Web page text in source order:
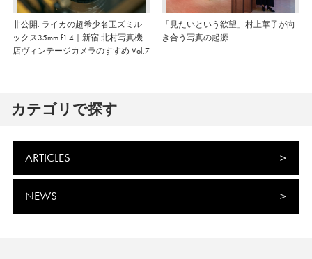
非公開: ライカの超希少名玉ズミル
ックス35mm f1.4｜新宿 北村写真機
店ヴィンテージカメラのすすめ Vol.7
「見たいという欲望」村上華子が向
き合う写真の起源
カテゴリで探す
ARTICLES
NEWS